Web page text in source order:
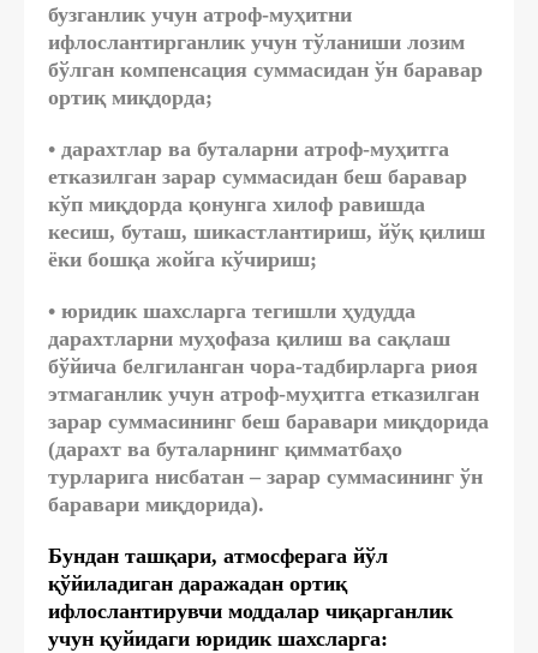
бузганлик учун атроф-муҳитни
ифлослантирганлик учун тўланиши лозим
бўлган компенсация суммасидан ўн баравар
ортиқ миқдорда;
• дарахтлар ва буталарни атроф-муҳитга
етказилган зарар суммасидан беш баравар
кўп миқдорда қонунга хилоф равишда
кесиш, буташ, шикастлантириш, йўқ қилиш
ёки бошқа жойга кўчириш;
• юридик шахсларга тегишли ҳудудда
дарахтларни муҳофаза қилиш ва сақлаш
бўйича белгиланган чора-тадбирларга риоя
этмаганлик учун атроф-муҳитга етказилган
зарар суммасининг беш баравари миқдорида
(дарахт ва буталарнинг қимматбаҳо
турларига нисбатан – зарар суммасининг ўн
баравари миқдорида).
Бундан ташқари, атмосферага йўл
қўйиладиган даражадан ортиқ
ифлослантирувчи моддалар чиқарганлик
учун қуйидаги юридик шахсларга: